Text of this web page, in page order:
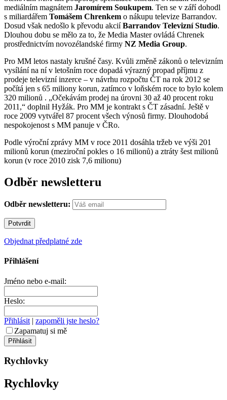
mediálním magnátem Jaromírem Soukupem. Ten se v září dohodl
s miliardářem Tomášem Chrenkem o nákupu televize Barrandov.
Dosud však nedošlo k převodu akciíBarrandov Televizní Studio.
Dlouhou dobu se mělo za to, že Media Master ovládá Chrenek
prostřednictvím novozélandské firmy NZ Media Group.
Pro MM letos nastaly krušné časy. Kvůli změně zákonů o televizním
vysílání na ní v letošním roce dopadá výrazný propad příjmu z
prodeje televizní inzerce – v návrhu rozpočtu ČT na rok 2012 se
počítá jen s 65 miliony korun, zatímco v loňském roce to bylo kolem
320 milionů . „Očekávám prodej na úrovni 30 až 40 procent roku
2011,“ doplnil Hyžák. Pro MM je kontrakt s ČT zásadní. Ještě v
roce 2009 vytvářel 87 procent všech výnosů firmy. Dlouhodobá
nespokojenost s MM panuje v ČRo.
Podle výroční zprávy MM v roce 2011 dosáhla tržeb ve výši 201
milionů korun (meziroční pokles o 16 milionů) a ztráty šest milionů
korun (v roce 2010 zisk 7,6 milionu)
Odběr newsletteru
Odběr newsletteru:
Objednat předplatné zde
Přihlášení
Jméno nebo e-mail:
Heslo:
Přihlásit | zapoměli jste heslo?
Zapamatuj si mě
Rychlovky
Rychlovky